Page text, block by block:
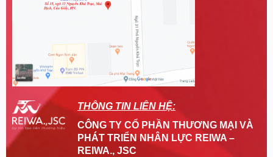
THÔNG TIN LIÊN HỆ:
CÔNG TY CỔ PHẦN THƯƠNG MẠI VÀ
PHÁT TRIỂN NHÂN LỰC REIWA –
REIWA., JSC